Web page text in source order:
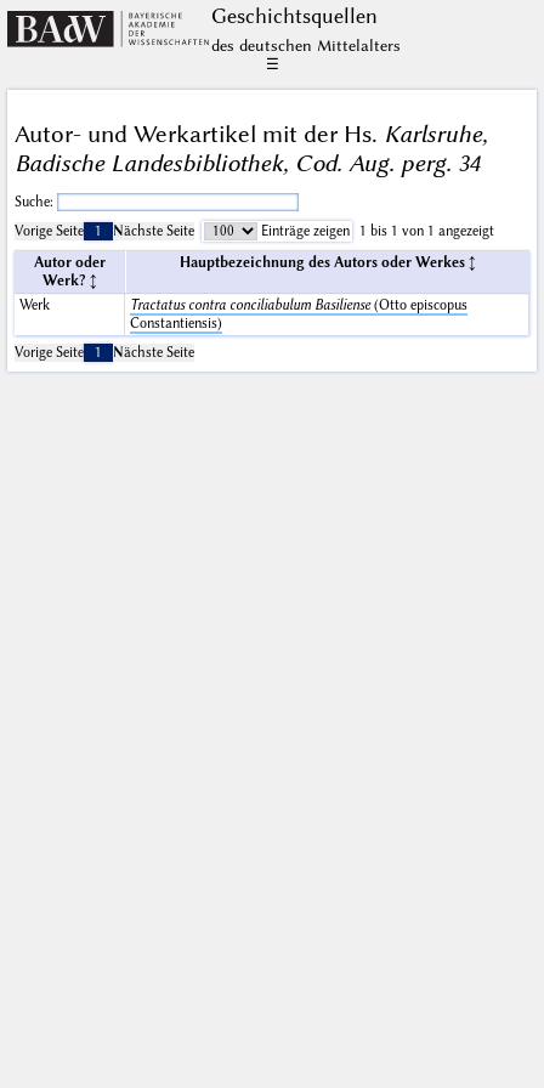
Geschichts­quellen
des deutschen Mittelalters
☰
Autor- und Werkartikel mit der Hs. Karlsruhe,
Badische Landesbibliothek, Cod. Aug. perg. 34
Suche:
Vorige Seite
1 Nächste Seite Einträge zeigen
1 bis 1 von 1 angezeigt
Autor oder
Werk?
Hauptbezeichnung des Autors oder Werkes
Werk Tractatus contra conciliabulum Basiliense(Otto episcopus
Constantiensis)
Vorige Seite
1 Nächste Seite